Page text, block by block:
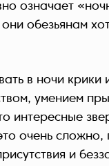
означает
обезьянам
в ночи крики
умением
интересные
очень сложно,
и